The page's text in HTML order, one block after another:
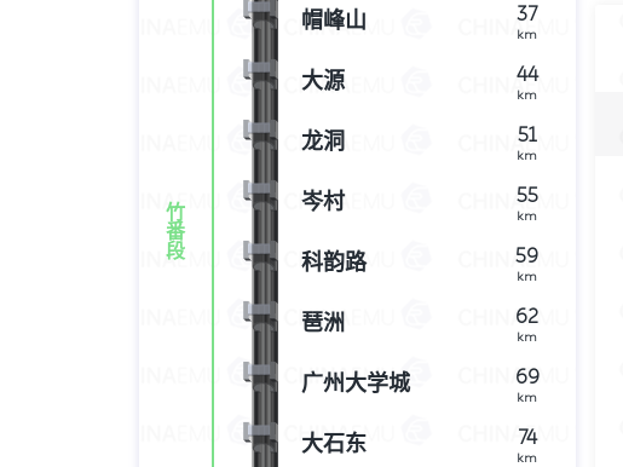
竹
番
段
37
km
帽峰山
44
km
大源
51
km
龙洞
55
km
岑村
59
km
科韵路
62
km
琶洲
69
km
广州大学城
74
km
大石东